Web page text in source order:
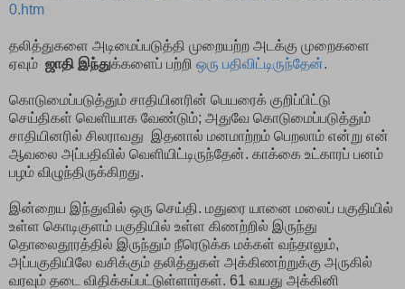
0.htm
தலித்துகளை அடிமைப்படுத்தி முறையற்ற அடக்கு முறைகளை
ஏவும் ஜாதி இந்துக்களைப் பற்றி ஒரு பதிவிட்டிருந்தேன்.
கொடுமைப்படுத்தும் சாதியினரின் பெயரைக் குறிப்பிட்டு
செய்திகள் வெளியாக வேண்டும்; அதுவே கொடுமைப்படுத்தும்
சாதியினரில் சிலராவது இதனால் மனமாற்றம் பெறலாம் என்று என்
ஆவலை அப்பதிவில் வெளியிட்டிருந்தேன். காக்கை உட்காரப் பனம்
பழம் விழுந்திருக்கிறது.
இன்றைய இந்துவில் ஒரு செய்தி. மதுரை யானை மலைப் பகுதியில்
உள்ள கொடிகுளம் பகுதியில் உள்ள கிணற்றில் இருந்து
தொலைதூரத்தில் இருந்தும் நீரெடுக்க மக்கள் வந்தாலும்,
அப்பகுதியிலே வசிக்கும் தலித்துகள் அக்கிணற்றுக்கு அருகில்
வரவும் தடை விதிக்கப்பட்டுள்ளார்கள். 61 வயது அக்கினி